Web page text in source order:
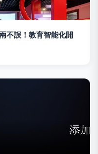
不誤！教育智能化開